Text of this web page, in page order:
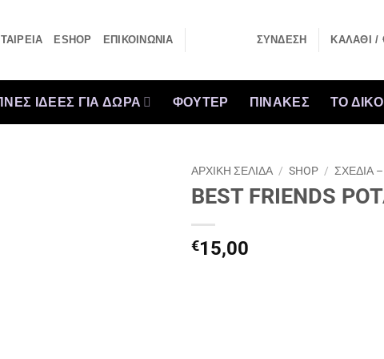
ESHOP ΕΠΙΚΟΙΝΩΝΙΑ ΣΎΝΔΕΣΗ ΚΑΛΆΘΙ /
ΙΔΕΕΣ ΓΙΑ ΔΩΡΑ ΦΟΥΤΕΡ ΠΙΝΑΚΕΣ ΤΟ
ΑΡΧΙΚΉ ΣΕΛΊΔΑ / SHOP / ΣΧΕΔΙΑ
BEST FRIENDS
€15,00